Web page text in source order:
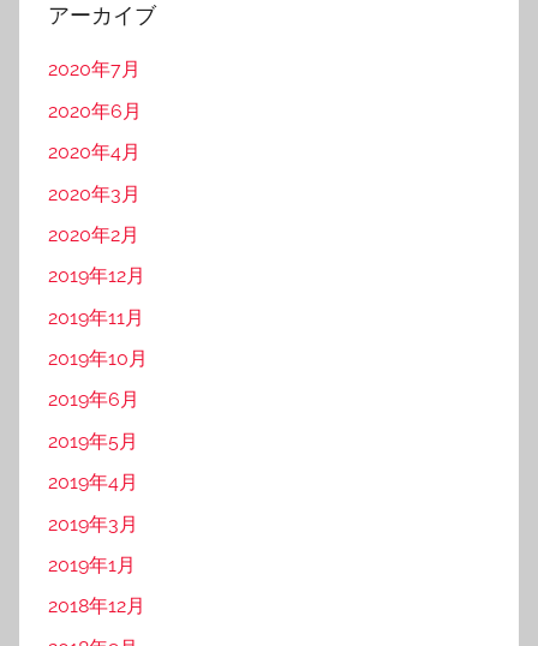
アーカイブ
2020年7月
2020年6月
2020年4月
2020年3月
2020年2月
2019年12月
2019年11月
2019年10月
2019年6月
2019年5月
2019年4月
2019年3月
2019年1月
2018年12月